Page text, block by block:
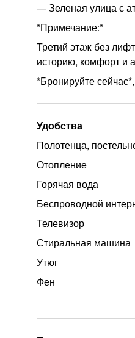
— Зеленая улица с
*Примечание:*
Третий этаж без
историю, комфорт и
*Бронируйте
Удобства
Полотенца,
Отопление
Горячая вода
Беспроводной
Телевизор
Стиральная машина
Утюг
Фен